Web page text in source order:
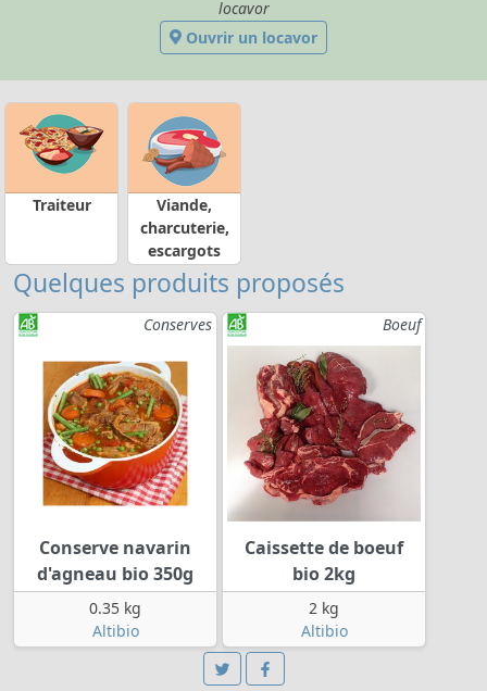
locavor
Ouvrir un locavor
Traiteur
Viande,
charcuterie,
escargots
Quelques produits proposés
Conserves
Conserve navarin
d'agneau bio 350g
0.35 kg
Altibio
Boeuf
Caissette de boeuf
bio 2kg
2 kg
Altibio